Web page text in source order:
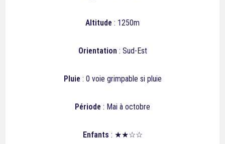
Altitude : 1250m
Orientation : Sud-Est
Pluie : 0 voie grimpable si pluie
Période : Mai à octobre
Enfants : ★★☆☆